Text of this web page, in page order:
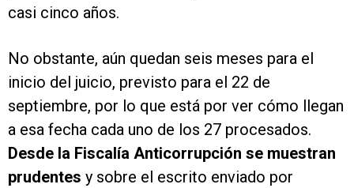
casi cinco años.
No obstante, aún quedan seis meses para el
inicio del juicio, previsto para el 22 de
septiembre, por lo que está por ver cómo llegan
a esa fecha cada uno de los 27 procesados.
Desde la Fiscalía Anticorrupción se muestran
prudentes y sobre el escrito enviado por